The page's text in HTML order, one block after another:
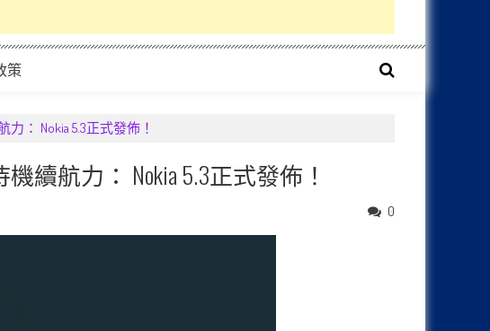
策
： Nokia 5.3正式發佈！
續航力： Nokia 5.3正式發佈！
0